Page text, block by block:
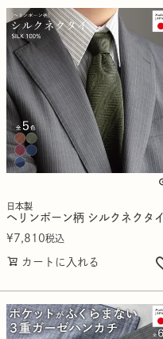
日本製
ヘリンボーン柄 シルクネクタイ
¥ 7,810税込
カートに入れる